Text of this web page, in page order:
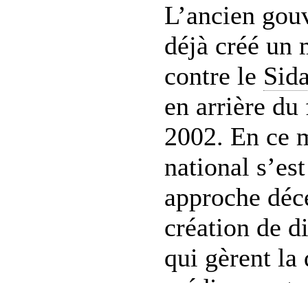
L’ancien
déjà créé un
contre le
en arrière
2002. En ce
national
approche
création de
qui gèrent la